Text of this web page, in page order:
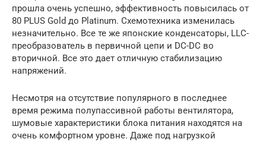
прошла очень успешно, эффективность повысилась от
80 PLUS Gold до Platinum. Схемотехника изменилась
незначительно. Все те же японские конденсаторы, LLC-
преобразователь в первичной цепи и DC-DC во
вторичной. Все это дает отличную стабилизацию
напряжений.
Несмотря на отсутствие популярного в последнее
время режима полупассивной работы вентилятора,
шумовые характеристики блока питания находятся на
очень комфортном уровне. Даже под нагрузкой